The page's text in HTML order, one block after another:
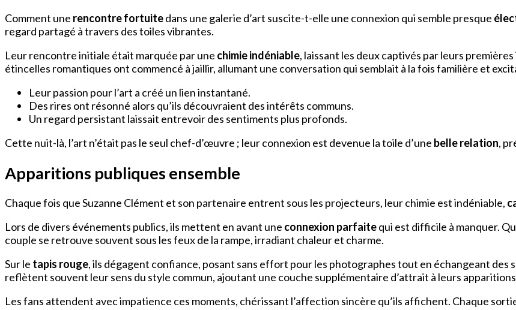
Comment une rencontre fortuitedans une galerie d’art suscite-t-elle une connexion qui semble presque
regard partagé à travers des toiles vibrantes.
Leur rencontre initiale était marquée par une chimie indéniable, laissant les deux captivés par leurs
étincelles romantiques ont commencé à jaillir, allumant une conversation qui semblait à la fois familière et
Leur passion pour l’art a créé un lien instantané.
Des rires ont résonné alors qu’ils découvraient des intérêts communs.
Un regard persistant laissait entrevoir des sentiments plus profonds.
Cette nuit-là, l’art n’était pas le seul chef-d’œuvre ; leur connexion est devenue la toile d’une belle relation,
Apparitions publiques ensemble
Chaque fois que Suzanne Clément et son partenaire entrent sous les projecteurs, leur chimie est indéniable,
Lors de divers événements publics, ils mettent en avant une connexion parfaitequi est difficile à manquer.
couple se retrouve souvent sous les feux de la rampe, irradiant chaleur et charme.
Sur le tapis rouge, ils dégagent confiance, posant sans effort pour les photographes tout en échangeant des
reflètent souvent leur sens du style commun, ajoutant une couche supplémentaire d’attrait à leurs
Les fans attendent avec impatience ces moments, chérissant l’affection sincère qu’ils affichent. Chaque